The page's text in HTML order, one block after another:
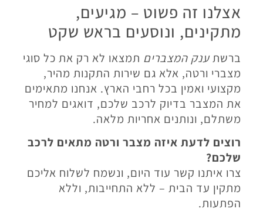
אצלנו זה פשוט – מגיעים,
מתקינים, ונוסעים בראש שקט
ברשתענק המצברים תמצאו לא רק את כל סוגי
מצברי ורטה, אלא גם שירות התקנות מהיר,
מקצועי ואמין בכל רחבי הארץ. אנחנו מתאימים
את המצבר בדיוק לרכב שלכם, דואגים למחיר
משתלם, ונותנים אחריות מלאה.
רוצים לדעת איזה מצבר ורטה מתאים לרכב
שלכם?
צרו איתנו קשר עוד היום, ונשמח לשלוח אליכם
מתקין עד הבית – ללא התחייבות, וללא
הפתעות.